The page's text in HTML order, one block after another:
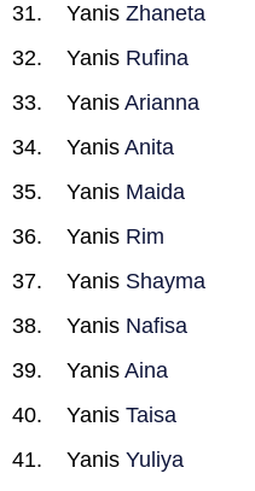
Yanis Zhaneta
Yanis Rufina
Yanis Arianna
Yanis Anita
Yanis Maida
Yanis Rim
Yanis Shayma
Yanis Nafisa
Yanis Aina
Yanis Taisa
Yanis Yuliya